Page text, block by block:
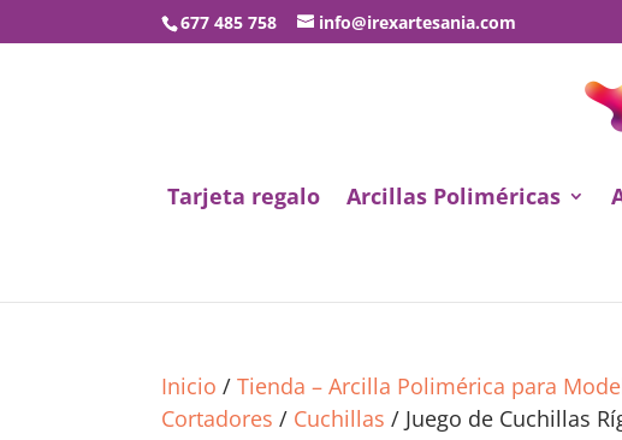
677 485 758 info@irexartesania.com
Tarjeta regalo Arcillas Poliméricas
Inicio /Tienda – Arcilla Polimérica para
Cortadores / Cuchillas / Juego de Cuchillas